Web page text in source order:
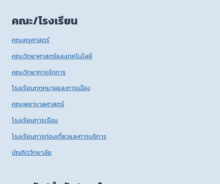
คณะ/โรงเรียน
คณะครุศาสตร์
คณะวิทยาศาสตร์และเทคโนโลยี
คณะวิทยาการจัดการ
โรงเรียนกฎหมายและการเมือง
คณะพยาบาลศาสตร์
โรงเรียนการเรือน
โรงเรียนการท่องเที่ยวและการบริการ
บัณฑิตวิทยาลัย